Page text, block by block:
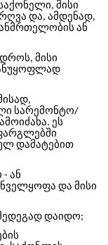
მისი
და, ამდენად,
ან
მისი
სარემონტო/
ეს
დამატებით
ან
და მისი
დაიდო;